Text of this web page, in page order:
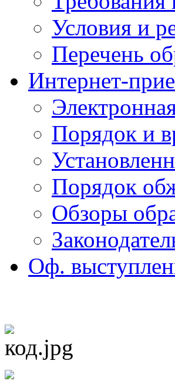
Условия и
Перечень
Интернет-
Порядок и
Порядок
Обзоры
Оф.